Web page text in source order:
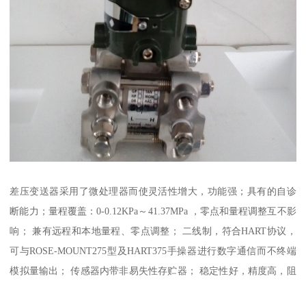
差压变送器采用了微处理器而使灵活性增大，功能强；具有的自诊
断能力；量程覆盖：0-0.12KPa～41.37MPa ，零点和量程调整互不影
响； 兼有远程和本地量程、零点调整； 二线制，符合HART协议，
可与ROSE-MOUNT275型及HART375手操器进行数字通信而不终端
模拟量输出； 传感器内带非易失性存贮器； 稳定性好，精度高，阻